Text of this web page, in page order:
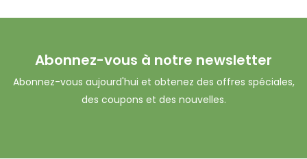
Abonnez-vous à notre newsletter
Abonnez-vous aujourd'hui et obtenez des offres spéciales,
des coupons et des nouvelles.